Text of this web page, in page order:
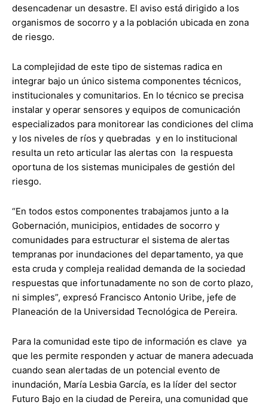
desencadenar un desastre. El aviso está dirigido a los
organismos de socorro y a la población ubicada en zona
de riesgo.
La complejidad de este tipo de sistemas radica en
integrar bajo un único sistema componentes técnicos,
institucionales y comunitarios. En lo técnico se precisa
instalar y operar sensores y equipos de comunicación
especializados para monitorear las condiciones del clima
y los niveles de ríos y quebradas y en lo institucional
resulta un reto articular las alertas con la respuesta
oportuna de los sistemas municipales de gestión del
riesgo.
“En todos estos componentes trabajamos junto a la
Gobernación, municipios, entidades de socorro y
comunidades para estructurar el sistema de alertas
tempranas por inundaciones del departamento, ya que
esta cruda y compleja realidad demanda de la sociedad
respuestas que infortunadamente no son de corto plazo,
ni simples”, expresó Francisco Antonio Uribe, jefe de
Planeación de la Universidad Tecnológica de Pereira.
Para la comunidad este tipo de información es clave ya
que les permite responden y actuar de manera adecuada
cuando sean alertadas de un potencial evento de
inundación, María Lesbia García, es la líder del sector
Futuro Bajo en la ciudad de Pereira, una comunidad que